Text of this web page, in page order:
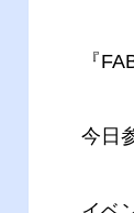
『
今日